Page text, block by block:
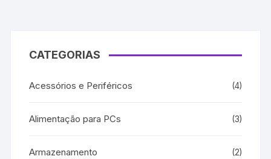
CATEGORIAS
Acessórios e Periféricos (4)
Alimentação para PCs (3)
Armazenamento (2)